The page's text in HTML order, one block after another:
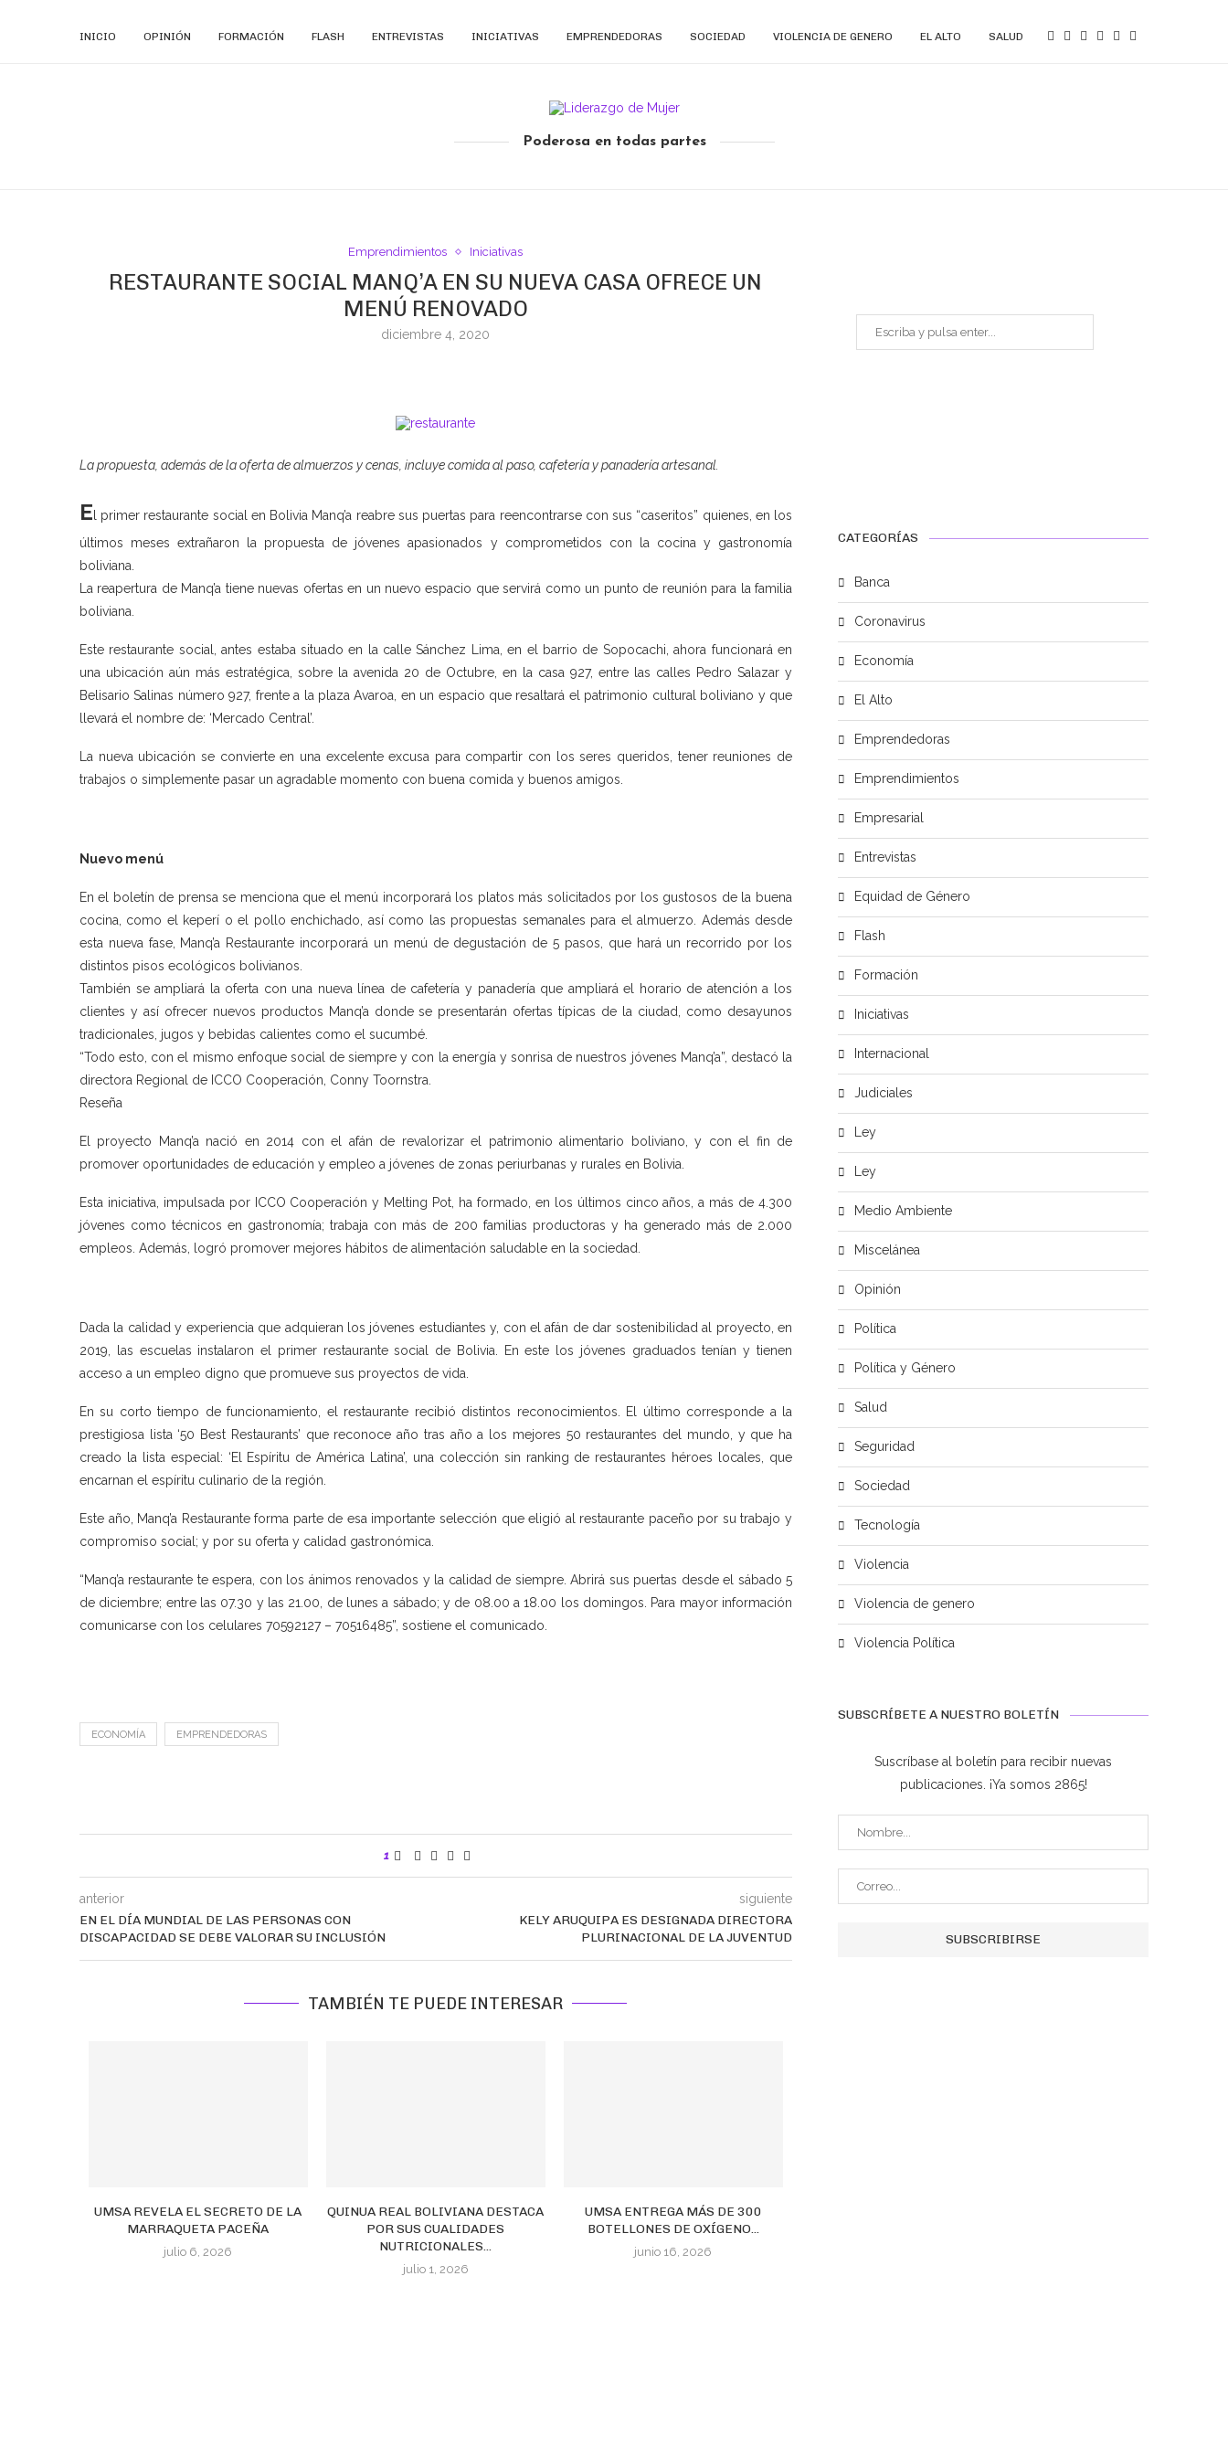
INICIO OPINIÓN FORMACIÓN FLASH ENTREVISTAS INICIATIVAS EMPRENDEDORAS SOCIEDAD VIOLENCIA DE GENERO EL ALTO SALUD
Poderosa en todas partes
Emprendimientos Iniciativas
RESTAURANTE SOCIAL MANQ’A EN SU NUEVA CASA OFRECE UN
MENÚ RENOVADO
diciembre 4, 2020
La propuesta, además de la oferta de almuerzos y cenas, incluye comida al paso, cafetería y panadería artesanal.
E l primer restaurante social en Bolivia Manq’a reabre sus puertas para reencontrarse con sus “caseritos” quienes, en los
últimos meses extrañaron la propuesta de jóvenes apasionados y comprometidos con la cocina y gastronomía
boliviana.
La reapertura de Manq’a tiene nuevas ofertas en un nuevo espacio que servirá como un punto de reunión para la familia
boliviana.
Este restaurante social, antes estaba situado en la calle Sánchez Lima, en el barrio de Sopocachi, ahora funcionará en
una ubicación aún más estratégica, sobre la avenida 20 de Octubre, en la casa 927, entre las calles Pedro Salazar y
Belisario Salinas número 927, frente a la plaza Avaroa, en un espacio que resaltará el patrimonio cultural boliviano y que
llevará el nombre de: ‘Mercado Central’.
La nueva ubicación se convierte en una excelente excusa para compartir con los seres queridos, tener reuniones de
trabajos o simplemente pasar un agradable momento con buena comida y buenos amigos.
Nuevo menú
En el boletín de prensa se menciona que el menú incorporará los platos más solicitados por los gustosos de la buena
cocina, como el keperí o el pollo enchichado, así como las propuestas semanales para el almuerzo. Además desde
esta nueva fase, Manq’a Restaurante incorporará un menú de degustación de 5 pasos, que hará un recorrido por los
distintos pisos ecológicos bolivianos.
También se ampliará la oferta con una nueva línea de cafetería y panadería que ampliará el horario de atención a los
clientes y así ofrecer nuevos productos Manq’a donde se presentarán ofertas típicas de la ciudad, como desayunos
tradicionales, jugos y bebidas calientes como el sucumbé.
“Todo esto, con el mismo enfoque social de siempre y con la energía y sonrisa de nuestros jóvenes Manq’a”, destacó la
directora Regional de ICCO Cooperación, Conny Toornstra.
Reseña
El proyecto Manq’a nació en 2014 con el afán de revalorizar el patrimonio alimentario boliviano, y con el fin de
promover oportunidades de educación y empleo a jóvenes de zonas periurbanas y rurales en Bolivia.
Esta iniciativa, impulsada por ICCO Cooperación y Melting Pot, ha formado, en los últimos cinco años, a más de 4.300
jóvenes como técnicos en gastronomía; trabaja con más de 200 familias productoras y ha generado más de 2.000
empleos. Además, logró promover mejores hábitos de alimentación saludable en la sociedad.
Dada la calidad y experiencia que adquieran los jóvenes estudiantes y, con el afán de dar sostenibilidad al proyecto, en
2019, las escuelas instalaron el primer restaurante social de Bolivia. En este los jóvenes graduados tenían y tienen
acceso a un empleo digno que promueve sus proyectos de vida.
En su corto tiempo de funcionamiento, el restaurante recibió distintos reconocimientos. El último corresponde a la
prestigiosa lista ‘50 Best Restaurants’ que reconoce año tras año a los mejores 50 restaurantes del mundo, y que ha
creado la lista especial: ‘El Espíritu de América Latina’, una colección sin ranking de restaurantes héroes locales, que
encarnan el espíritu culinario de la región.
Este año, Manq’a Restaurante forma parte de esa importante selección que eligió al restaurante paceño por su trabajo y
compromiso social; y por su oferta y calidad gastronómica.
“Manq’a restaurante te espera, con los ánimos renovados y la calidad de siempre. Abrirá sus puertas desde el sábado 5
de diciembre; entre las 07.30 y las 21.00, de lunes a sábado; y de 08.00 a 18.00 los domingos. Para mayor información
comunicarse con los celulares 70592127 – 70516485”, sostiene el comunicado.
ECONOMÍA EMPRENDEDORAS
1
anterior
EN EL DÍA MUNDIAL DE LAS PERSONAS CON
DISCAPACIDAD SE DEBE VALORAR SU INCLUSIÓN
siguiente
KELY ARUQUIPA ES DESIGNADA DIRECTORA
PLURINACIONAL DE LA JUVENTUD
TAMBIÉN TE PUEDE INTERESAR
UMSA REVELA EL SECRETO DE LA
MARRAQUETA PACEÑA
julio 6, 2026
QUINUA REAL BOLIVIANA DESTACA
POR SUS CUALIDADES
NUTRICIONALES...
julio 1, 2026
UMSA ENTREGA MÁS DE 300
BOTELLONES DE OXÍGENO...
junio 16, 2026
CATEGORÍAS
Banca
Coronavirus
Economía
El Alto
Emprendedoras
Emprendimientos
Empresarial
Entrevistas
Equidad de Género
Flash
Formación
Iniciativas
Internacional
Judiciales
Ley
Ley
Medio Ambiente
Miscelánea
Opinión
Política
Política y Género
Salud
Seguridad
Sociedad
Tecnología
Violencia
Violencia de genero
Violencia Política
SUBSCRÍBETE A NUESTRO BOLETÍN
Suscríbase al boletín para recibir nuevas
publicaciones. ¡Ya somos 2865!